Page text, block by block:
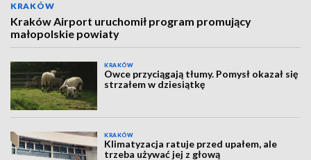
KRAKÓW
Kraków Airport uruchomił program promujący
małopolskie powiaty
KRAKÓW
Owce przyciągają tłumy. Pomysł okazał się
strzałem w dziesiątkę
KRAKÓW
Klimatyzacja ratuje przed upałem, ale
trzeba używać jej z głową